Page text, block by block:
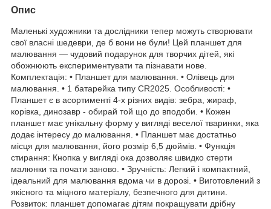
Опис
Маленькі художники та дослідники тепер можуть створювати
свої власні шедеври, де б вони не були! Цей планшет для
малювання — чудовий подарунок для творчих дітей, які
обожнюють експериментувати та пізнавати нове.
Комплектація: • Планшет для малювання. • Олівець для
малювання. • 1 батарейка типу CR2025. Особливості: •
Планшет є в асортименті 4-х різних видів: зебра, жираф,
корівка, динозавр - обирай той що до вподоби. • Кожен
планшет має унікальну форму у вигляді веселої тваринки, яка
додає інтересу до малювання. • Планшет має достатньо
місця для малювання, його розмір 6,5 дюймів. • Функція
стирання: Кнопка у вигляді ока дозволяє швидко стерти
малюнки та почати заново. • Зручність: Легкий і компактний,
ідеальний для малювання вдома чи в дорозі. • Виготовлений з
якісного та міцного матеріалу, безпечного для дитини.
Розвиток: планшет допомагає дітям покращувати дрібну